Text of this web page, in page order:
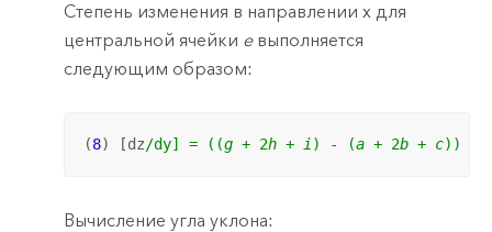
Степень изменения в направлении x для
центральной ячейки eвыполняется
следующим образом:
(8) [dz/dy] = ((g + 2h + i) - (a + 2b + c)) /
Вычисление угла уклона: